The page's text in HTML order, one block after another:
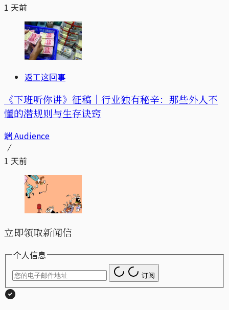
1 天前
返工这回事
《下班听你讲》征稿｜行业独有秘辛：那些外人不
懂的潜规则与生存诀窍
端 Audience
1 天前
立即领取新闻信
个人信息
订阅